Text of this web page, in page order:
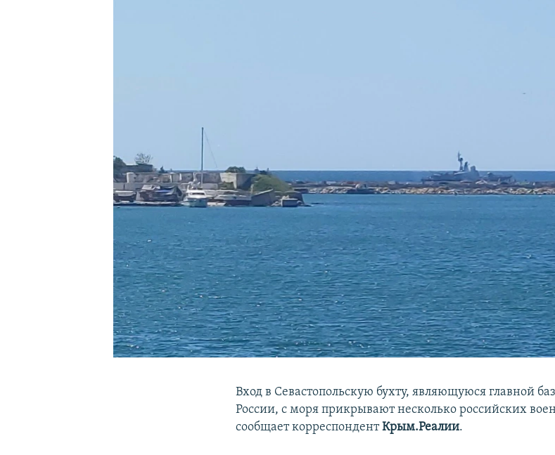
Вход в Севастопольскую бухту, являющуюся главной
России, с моря прикрывают несколько российских
сообщает корреспондентКрым.Реалии.